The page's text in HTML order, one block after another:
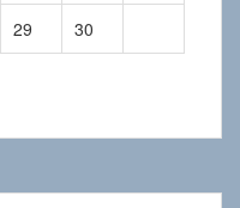
29 30